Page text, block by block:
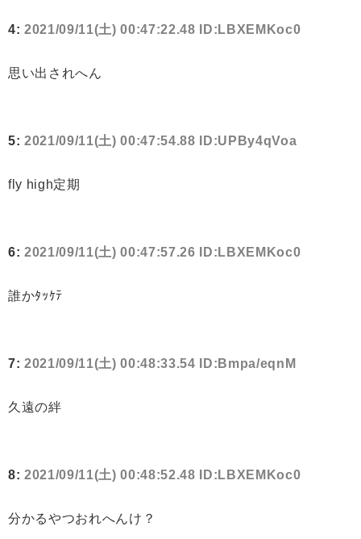
4: 2021/09/11(土) 00:47:22.48 ID:LBXEMKoc0
思い出されへん
5: 2021/09/11(土) 00:47:54.88 ID:UPBy4qVoa
fly high定期
6: 2021/09/11(土) 00:47:57.26 ID:LBXEMKoc0
誰かﾀｯｹﾃ
7: 2021/09/11(土) 00:48:33.54 ID:Bmpa/eqnM
久遠の絆
8: 2021/09/11(土) 00:48:52.48 ID:LBXEMKoc0
分かるやつおれへんけ？